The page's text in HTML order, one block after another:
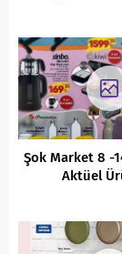
Şok Market 8 -
Aktüel